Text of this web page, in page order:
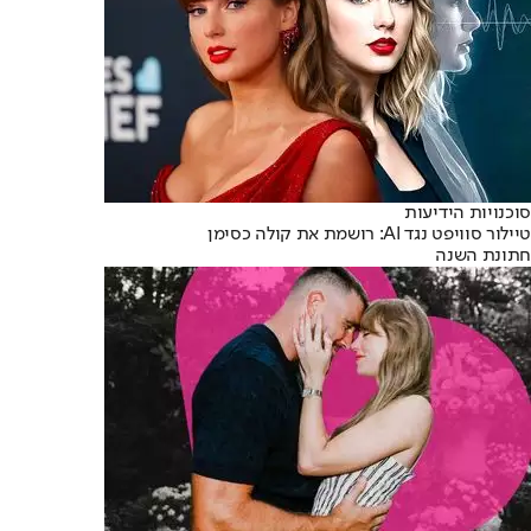
סוכנויות הידיעות
טיילור סוויפט נגד AI: רושמת את קולה כסימן
חתונת השנה